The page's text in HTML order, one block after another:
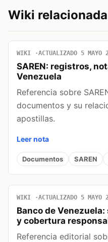
Wiki relacionada
WIKI ACTUALIZADO 5 MAYO
SAREN: registros,
Venezuela
Referencia sobre
documentos y su
apostillas.
Leer nota
Documentos SAREN
WIKI ACTUALIZADO 5 MAYO
Banco de
y cobertura
Referencia editorial